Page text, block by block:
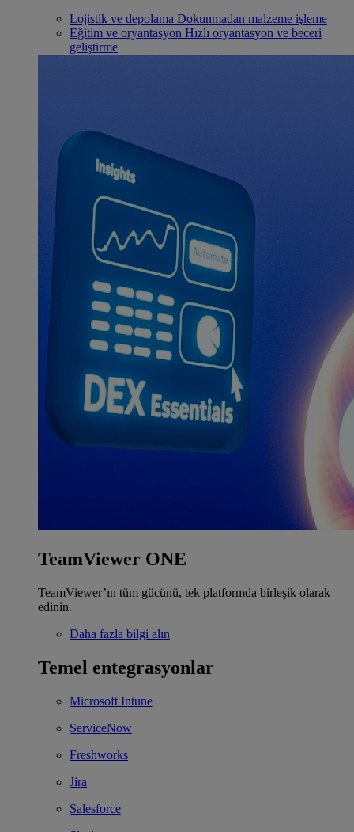
Lojistik ve depolama Dokunmadan malzeme işleme
Eğitim ve oryantasyon Hızlı oryantasyon ve beceri
geliştirme
TeamViewer ONE
TeamViewer’ın tüm gücünü, tek platformda birleşik olarak
edinin.
Daha fazla bilgi alın
Temel entegrasyonlar
Microsoft Intune
ServiceNow
Freshworks
Jira
Salesforce